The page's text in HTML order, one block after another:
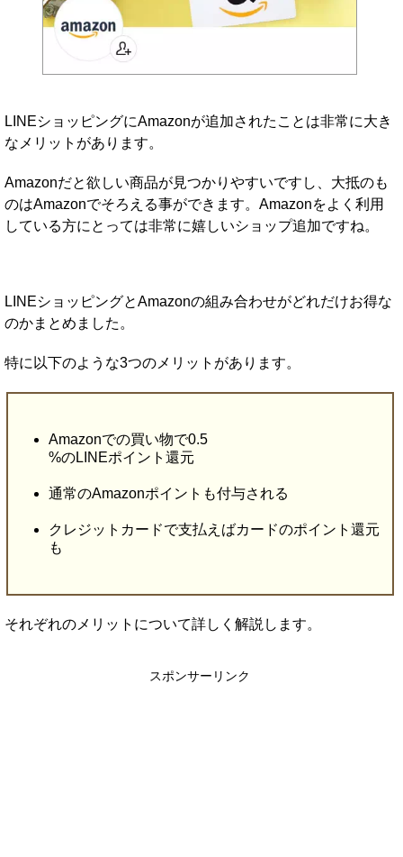
LINEショッピングにAmazonが追加されたことは非常に大き
なメリットがあります。
Amazonだと欲しい商品が見つかりやすいですし、大抵のも
のはAmazonでそろえる事ができます。Amazonをよく利用
している方にとっては非常に嬉しいショップ追加ですね。
LINEショッピングとAmazonの組み合わせがどれだけお得な
のかまとめました。
特に以下のような3つのメリットがあります。
Amazonでの買い物で0.5
%のLINEポイント還元
通常のAmazonポイントも付与される
クレジットカードで支払えばカードのポイント還元
も
それぞれのメリットについて詳しく解説します。
スポンサーリンク